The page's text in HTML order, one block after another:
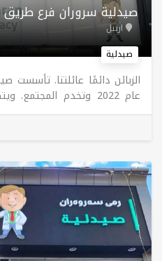
صيدلية سروران فرع طريق
اربيل
صيدلية
الزبائن دائمًا عائلتنا.
مفتوح من 11 ظهرًا إلى 4 صباحًا طوال أيام الأسبوع.